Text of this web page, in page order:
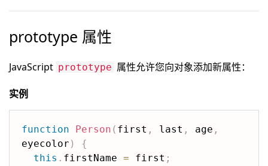
prototype 属性
JavaScript prototype 属性允许您向对象添加新属性：
实例
function Person ( first , last , age ,
eyecolor )
{
this . firstName = first ;